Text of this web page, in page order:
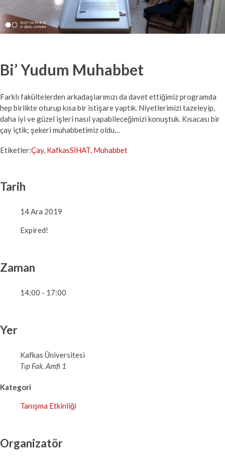
Bi’ Yudum Muhabbet
Farklı fakültelerden arkadaşlarımızı da davet ettiğimiz programda
hep birlikte oturup kısa bir istişare yaptık. Niyetlerimizi tazeleyip,
daha iyi ve güzel işleri nasıl yapabileceğimizi konuştuk. Kısacası bir
çay içtik; şekeri muhabbetimiz oldu…
Etiketler:Çay, KafkasSİHAT, Muhabbet
Tarih
14 Ara 2019
Expired!
Zaman
14:00 - 17:00
Yer
Kafkas Üniversitesi
Tıp Fak. Amfi 1
Kategori
Tanışma Etkinliği
Organizatör